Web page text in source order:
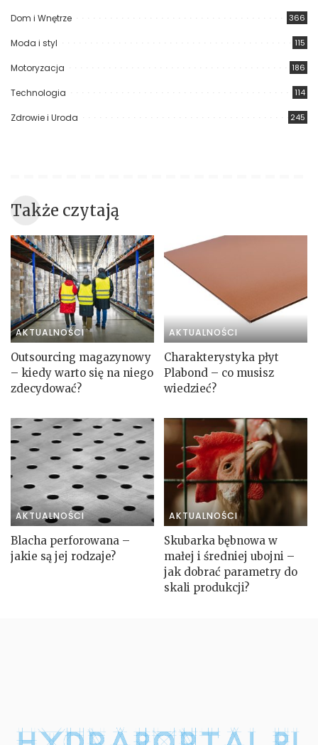
Dom i Wnętrze 366
Moda i styl 115
Motoryzacja 186
Technologia 114
Zdrowie i Uroda 245
Także czytają
AKTUALNOŚCI
Outsourcing magazynowy
– kiedy warto się na niego
zdecydować?
AKTUALNOŚCI
Charakterystyka płyt
Plabond – co musisz
wiedzieć?
AKTUALNOŚCI
Blacha perforowana –
jakie są jej rodzaje?
AKTUALNOŚCI
Skubarka bębnowa w
małej i średniej ubojni –
jak dobrać parametry do
skali produkcji?